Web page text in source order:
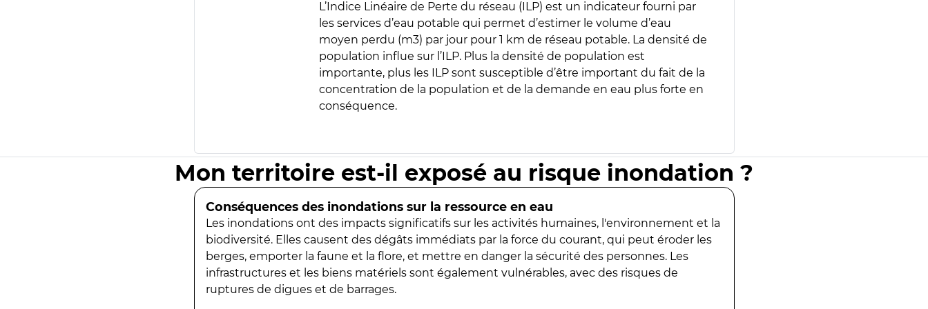
L’Indice Linéaire de Perte du réseau (ILP) est un indicateur fourni par
les services d’eau potable qui permet d’estimer le volume d’eau
moyen perdu (m3) par jour pour 1 km de réseau potable. La densité de
population influe sur l’ILP. Plus la densité de population est
importante, plus les ILP sont susceptible d’être important du fait de la
concentration de la population et de la demande en eau plus forte en
conséquence.
Mon territoire est-il exposé au risque inondation ?
Conséquences des inondations sur la ressource en eau
Les inondations ont des impacts significatifs sur les activités humaines, l'environnement et la
biodiversité. Elles causent des dégâts immédiats par la force du courant, qui peut éroder les
berges, emporter la faune et la flore, et mettre en danger la sécurité des personnes. Les
infrastructures et les biens matériels sont également vulnérables, avec des risques de
ruptures de digues et de barrages.